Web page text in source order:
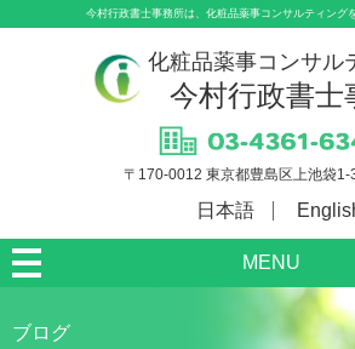
日本語
今村行政書士事務所は、化粧品薬事コンサルティング
化粧品薬事コンサル
今村行政書士
〒170-0012 東京都豊島区上池袋1-
ブログ
MENU